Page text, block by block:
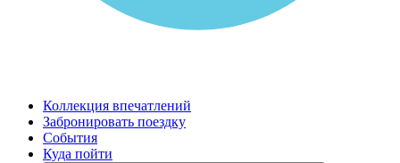
Коллекция впечатлений
Забронировать поездку
События
Куда пойти